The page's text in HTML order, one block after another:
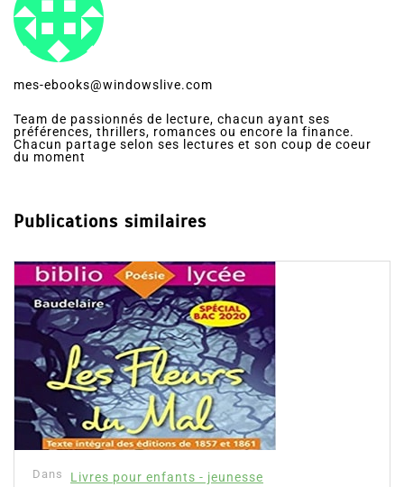
mes-ebooks@windowslive.com
Team de passionnés de lecture, chacun ayant ses
préférences, thrillers, romances ou encore la finance.
Chacun partage selon ses lectures et son coup de coeur
du moment
Publications similaires
Dans Livres pour enfants - jeunesse